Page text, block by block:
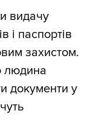
видачу
і паспортів
захистом.
людина
документи у